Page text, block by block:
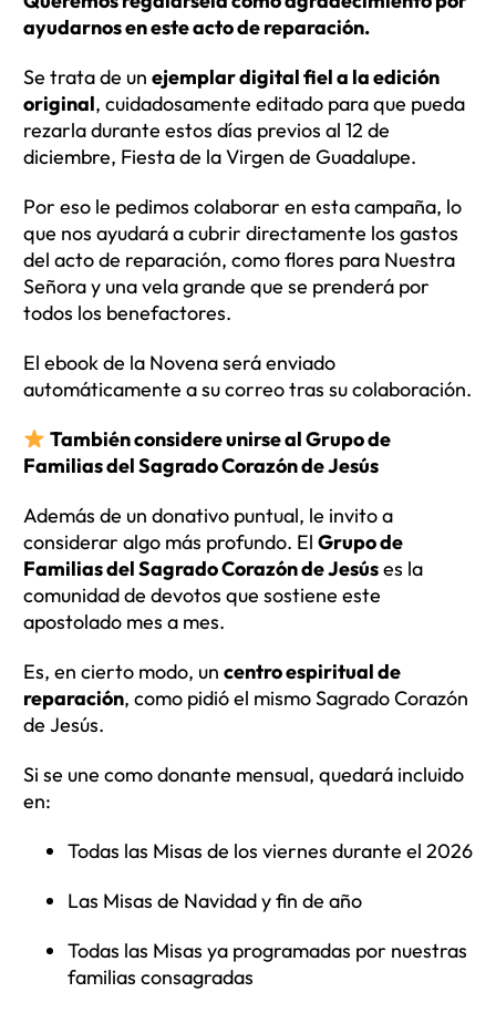
ayudarnos en este acto de reparación.
Se trata de un ejemplar digital fiel a la edición
original, cuidadosamente editado para que pueda
rezarla durante estos días previos al 12 de
diciembre, Fiesta de la Virgen de Guadalupe.
Por eso le pedimos colaborar en esta campaña, lo
que nos ayudará a cubrir directamente los gastos
del acto de reparación, como flores para Nuestra
Señora y una vela grande que se prenderá por
todos los benefactores.
El ebook de la Novena será enviado
automáticamente a su correo tras su colaboración.
También considere unirse al Grupo de
Familias del Sagrado Corazón de Jesús
Además de un donativo puntual, le invito a
considerar algo más profundo. El Grupo de
Familias del Sagrado Corazón de Jesúses la
comunidad de devotos que sostiene este
apostolado mes a mes.
Es, en cierto modo, un centro espiritual de
reparación, como pidió el mismo Sagrado Corazón
de Jesús.
Si se une como donante mensual, quedará incluido
en:
Todas las Misas de los viernes durante el 2026
Las Misas de Navidad y fin de año
Todas las Misas ya programadas por nuestras
familias consagradas